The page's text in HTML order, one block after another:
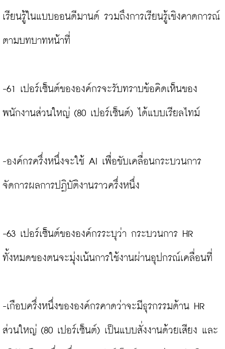
เรียนรู้ในแบบออนดีมานด์ รวมถึงการเรียนรู้เชิงคาดการณ์
ตามบทบาทหน้าที่
-61 เปอร์เซ็นต์ขององค์กรจะรับทราบข้อคิดเห็นของ
พนักงานส่วนใหญ่ (80 เปอร์เซ็นต์) ได้แบบเรียลไทม์
-องค์กรครึ่งหนึ่งจะใช้ AI เพื่อขับเคลื่อนกระบวนการ
จัดการผลการปฏิบัติงานราวครึ่งหนึ่ง
-63 เปอร์เซ็นต์ขององค์กรระบุว่า กระบวนการ HR
ทั้งหมดของตนจะมุ่งเน้นการใช้งานผ่านอุปกรณ์เคลื่อนที่
-เกือบครึ่งหนึ่งขององค์กรคาดว่าจะมีธุรกรรมด้าน HR
ส่วนใหญ่ (80 เปอร์เซ็นต์) เป็นแบบสั่งงานด้วยเสียง และ